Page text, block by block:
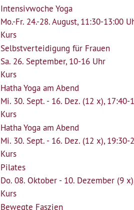
Intensivwoche Yoga
Mo.-Fr. 24.-28. August, 11:30-13:00
Kurs
Selbstverteidigung für Frauen
Sa. 26. September, 10-16 Uhr
Kurs
Hatha Yoga am Abend
Mi. 30. Sept. - 16. Dez. (12 x), 17:40-
Kurs
Hatha Yoga am Abend
Mi. 30. Sept. - 16. Dez. (12 x), 19:30-
Kurs
Pilates
Do. 08. Oktober - 10. Dezember (9
Kurs
Bewegte Faszien